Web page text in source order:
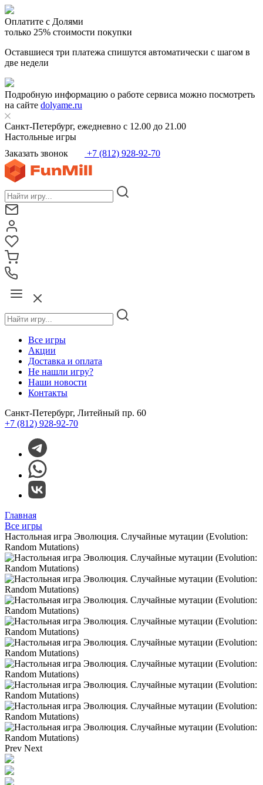
Оплатите с Долями
только 25% стоимости покупки
Оставшиеся три платежа спишутся автоматически с шагом в
две недели
Подробную информацию о работе сервиса можно посмотреть
на сайте dolyame.ru
Санкт-Петербург, ежедневно с 12.00 до 21.00
Настольные игры
Заказать звонок
+7 (812) 928-92-70
Все игры
Акции
Доставка и оплата
Не нашли игру?
Наши новости
Контакты
Санкт-Петербург, Литейный пр. 60
+7 (812) 928-92-70
Главная
Все игры
Настольная игра Эволюция. Случайные мутации (Evolution:
Random Mutations)
Prev Next